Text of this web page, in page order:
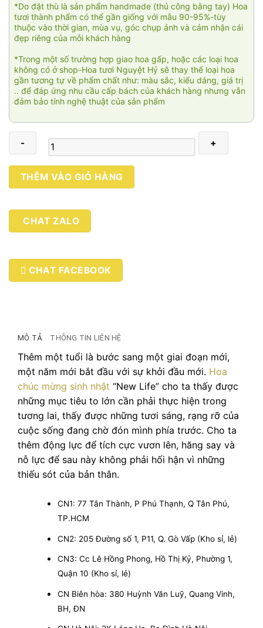
*Do đặt thù là sản phẩm handmade (thủ công bằng tay) Hoa
tươi thành phẩm có thể gần giống với mẫu 90-95%-tùy
thuộc vào thời gian, mùa vụ, góc chụp ảnh và cảm nhận cái
đẹp riêng của mỗi khách hàng
*Trong một số trường hợp giao hoa gấp, hoặc các loại hoa
không có ở shop-Hoa tươi Nguyệt Hỷ sẽ thay thế loại hoa
gần tương tự về phẩm chất như: màu sắc, kiểu dáng, giá trị
.. để đáp ứng nhu cầu cấp bách của khách hàng nhưng vẫn
đảm bảo tính nghệ thuật của sản phẩm
New
Life
số
lượng
THÊM VÀO GIỎ HÀNG
CHAT ZALO
CHAT FACEBOOK
MÔ TẢ THÔNG TIN LIÊN HỆ
Thêm một tuổi là bước sang một giai đoạn mới,
một năm mới bắt đầu với sự khởi đầu mới. Hoa
chúc mừng sinh nhật “New Life” cho ta thấy được
những mục tiêu to lớn cần phải thực hiện trong
tương lai, thấy được những tươi sáng, rạng rỡ của
cuộc sống đang chờ đón mình phía trước. Cho ta
thêm động lực để tích cực vươn lên, hăng say và
nỗ lực để sau này không phải hối hận vì những
thiếu sót của bản thân.
CN1: 77 Tân Thành, P Phú Thạnh, Q Tân Phú,
TP.HCM
CN2: 205 Đường số 1, P11, Q. Gò Vấp (Kho sỉ, lẻ)
CN3: Cc Lê Hồng Phong, Hồ Thị Kỷ, Phường 1,
Quận 10 (Kho sỉ, lẻ)
CN Biên hòa: 380 Huỳnh Văn Luỹ, Quang Vinh,
BH, ĐN